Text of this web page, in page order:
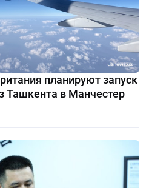
планируют запуск
Ташкента в Манчестер